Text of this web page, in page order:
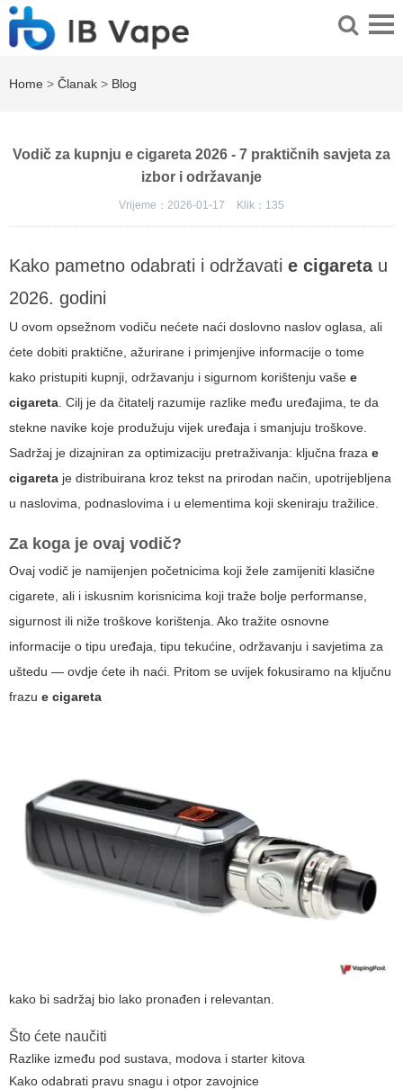
Home > Članak > Blog
Vodič za kupnju e cigareta 2026 - 7 praktičnih savjeta za
izbor i održavanje
Vrijeme：2026-01-17 Klik： 135
Kako pametno odabrati i održavati e cigaretau
2026. godini
U ovom opsežnom vodiču nećete naći doslovno naslov oglasa, ali
ćete dobiti praktične, ažurirane i primjenjive informacije o tome
kako pristupiti kupnji, održavanju i sigurnom korištenju vaše e
cigareta. Cilj je da čitatelj razumije razlike među uređajima, te da
stekne navike koje produžuju vijek uređaja i smanjuju troškove.
Sadržaj je dizajniran za optimizaciju pretraživanja: ključna fraza e
cigareta je distribuirana kroz tekst na prirodan način, upotrijebljena
u naslovima, podnaslovima i u elementima koji skeniraju tražilice.
Za koga je ovaj vodič?
Ovaj vodič je namijenjen početnicima koji žele zamijeniti klasične
cigarete, ali i iskusnim korisnicima koji traže bolje performanse,
sigurnost ili niže troškove korištenja. Ako tražite osnovne
informacije o tipu uređaja, tipu tekućine, održavanju i savjetima za
uštedu — ovdje ćete ih naći. Pritom se uvijek fokusiramo na ključnu
frazu e cigareta
kako bi sadržaj bio lako pronađen i relevantan.
Što ćete naučiti
Razlike između pod sustava, modova i starter kitova
Kako odabrati pravu snagu i otpor zavojnice